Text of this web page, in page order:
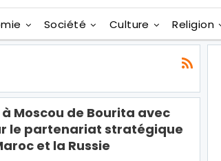
Société Culture Religion
Moscou de Bourita avec
le partenariat stratégique
et la Russie